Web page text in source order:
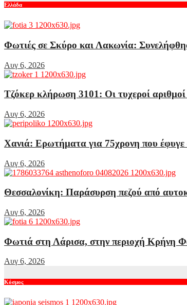
Ελλάδα
Φωτιές σε Σκύρο και Λακωνία:
Αυγ 6, 2026
Τζόκερ κλήρωση 3101: Οι τυχεροί
Αυγ 6, 2026
Χανιά: Ερωτήματα για 75χρονη που
Αυγ 6, 2026
Θεσσαλονίκη: Παράσυρση πεζού από
Αυγ 6, 2026
Φωτιά στη Λάρισα, στην περιοχή Κρήνη
Αυγ 6, 2026
Κόσμος